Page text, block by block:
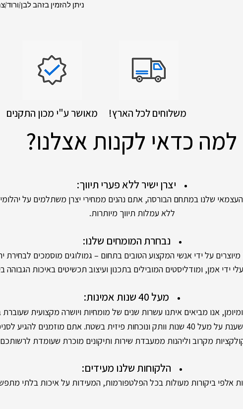
ניתן להזמין בזהב לבן/ורוד/
מאושר ע"י מכון התקנים
למה כדאי לקנות אצלנו?
יצרן ישיר ללא פערי תיווך:
שלנו במתחם הבורסה, אתם נהנים ממחירי יצרן משתלמים על
ללא עמלות תיווך מיותרות.
נבחרת המומחים שלנו:
על ידי אנשי המקצוע הטובים בתחום – גמולוגים מוסמכים לבחירת
ידי אמן, ומודליסטים המובילים בתכנון ועיצוב תכשיטים באיכות הגבוהה
מעל 40 שנות אמינות:
אנו מביאים איתנו עשרות שנים של מומחיות ויושרה מקצועית שעוברת
בשטח. אתם מוזמנים להגיע לסניפים שלנו,
מקרוב וליהנות ממעבדת שירות ותיקונים מוכרת שעומדת
הלקוחות שלנו מעידים:
אלפי ביקורות מעולות בכל הפלטפורמות, המעידות על איכות בלתי